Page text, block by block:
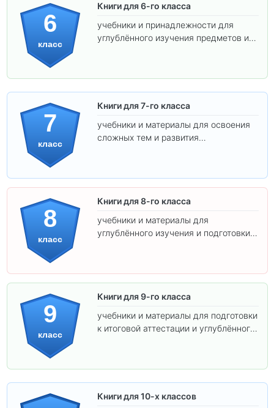
6
класс
Книги для 6-го класса
учебники и принадлежности для
углублённого изучения предметов и
7
класс
Книги для 7-го класса
учебники и материалы для освоения
сложных тем и развития
8
класс
Книги для 8-го класса
учебники и материалы для
углублённого изучения и подготовки к
9
класс
Книги для 9-го класса
учебники и материалы для подготовки
к итоговой аттестации и углублённого
Книги для 10-х классов